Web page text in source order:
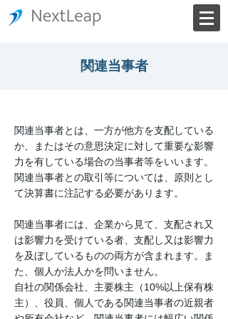
関連当事者
関連当事者とは、一方が他方を支配している
か、またはその意思決定に対して重要な影響
力を有している場合の当事者等をいいます。
関連当事者との取引等については、原則とし
て決算書に注記する必要があります。
関連当事者には、企業から見て、支配され又
は影響力を受けている者、支配し又は影響力
を及ぼしているものの両方が含まれます。ま
た、個人か法人かを問いません。
自社の関係会社、主要株主（10%以上保有株
主）、役員、個人である関連当事者の近親者